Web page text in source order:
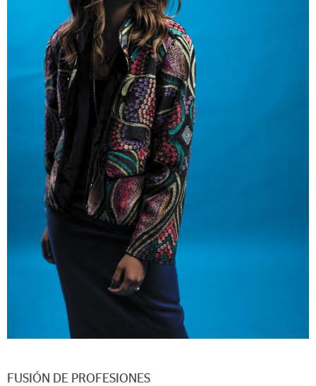
FUSIÓN DE PROFESIONES